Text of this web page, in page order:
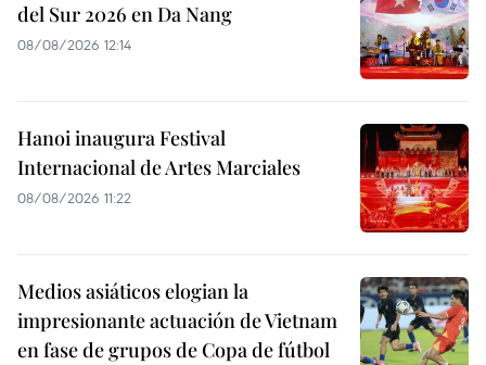
del Sur 2026 en Da Nang
08/08/2026 12:14
Hanoi inaugura Festival
Internacional de Artes Marciales
08/08/2026 11:22
Medios asiáticos elogian la
impresionante actuación de Vietnam
en fase de grupos de Copa de fútbol